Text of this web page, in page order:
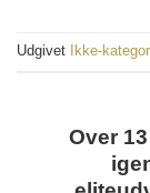
Udgivet Ikke-
Over